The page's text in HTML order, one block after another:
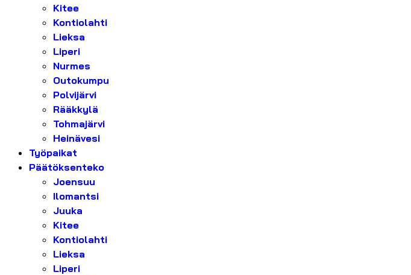
Kitee
Kontiolahti
Lieksa
Liperi
Nurmes
Outokumpu
Polvijärvi
Rääkkylä
Tohmajärvi
Heinävesi
Työpaikat
Päätöksenteko
Joensuu
Ilomantsi
Juuka
Kitee
Kontiolahti
Lieksa
Liperi